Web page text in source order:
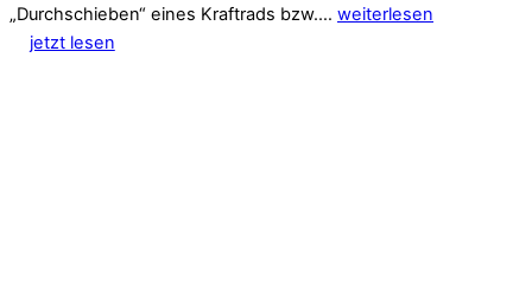
„Durchschieben“ eines Kraftrads bzw.… weiterlesen
jetzt lesen